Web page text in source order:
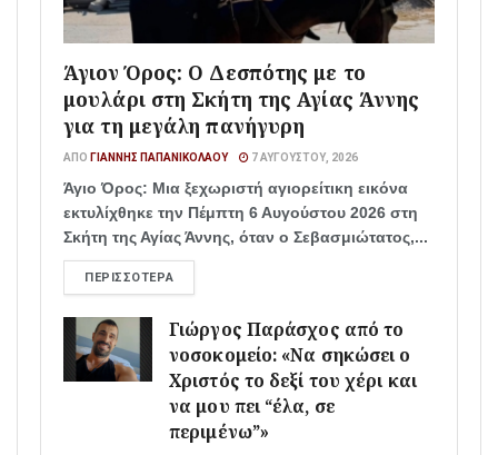
Άγιον Όρος: Ο Δεσπότης με το
μουλάρι στη Σκήτη της Αγίας Άννης
για τη μεγάλη πανήγυρη
ΑΠΌ ΓΙΆΝΝΗΣ ΠΑΠΑΝΙΚΟΛΆΟΥ 7 ΑΥΓΟΎΣΤΟΥ, 2026
Άγιο Όρος: Μια ξεχωριστή αγιορείτικη εικόνα
εκτυλίχθηκε την Πέμπτη 6 Αυγούστου 2026 στη
Σκήτη της Αγίας Άννης, όταν ο Σεβασμιώτατος,...
ΠΕΡΙΣΣΌΤΕΡΑ
Γιώργος Παράσχος από το
νοσοκομείο: «Να σηκώσει ο
Χριστός το δεξί του χέρι και
να μου πει “έλα, σε
περιμένω”»